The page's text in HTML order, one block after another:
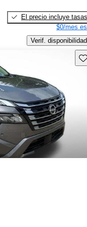
El precio incluye tasas
$0/mes
Verif. disponibilidad